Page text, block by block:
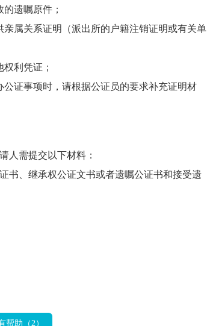
遗嘱原件；
属关系证明（派出所的户籍注销证明或有关单
利凭证；
证事项时，请根据公证员的要求补充证明材
人需提交以下材料：
书、继承权公证文书或者遗嘱公证书和接受遗
帮助（2）